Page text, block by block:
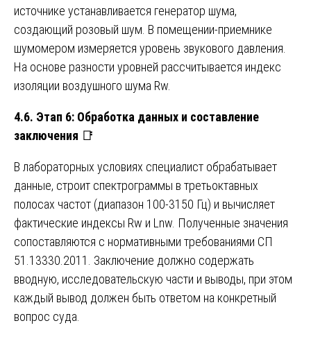
источнике устанавливается генератор шума,
создающий розовый шум. В помещении-приемнике
шумомером измеряется уровень звукового давления.
На основе разности уровней рассчитывается индекс
изоляции воздушного шума Rw.
4.6. Этап 6: Обработка данных и составление
заключения 📑
В лабораторных условиях специалист обрабатывает
данные, строит спектрограммы в третьоктавных
полосах частот (диапазон 100-3150 Гц) и вычисляет
фактические индексы Rw и Lnw. Полученные значения
сопоставляются с нормативными требованиями СП
51.13330.2011. Заключение должно содержать
вводную, исследовательскую части и выводы, при этом
каждый вывод должен быть ответом на конкретный
вопрос суда.